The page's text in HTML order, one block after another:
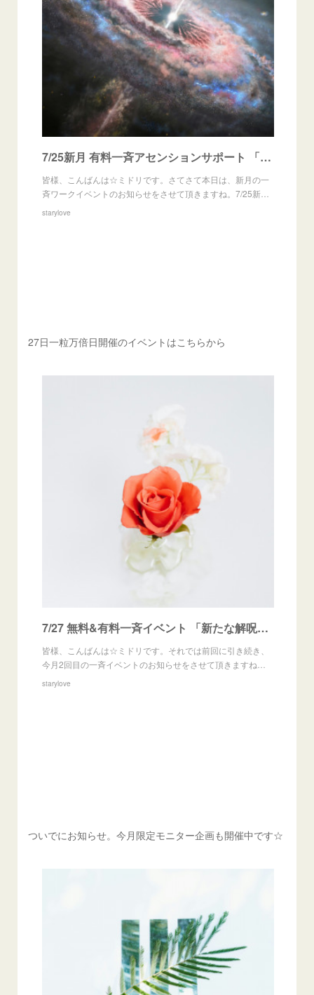
7/25新月 有料一斉アセンションサポート 「縦の結界～虹のラインの確立～」
皆様、こんばんは☆ミドリです。さてさて本日は、新月の一
斉ワークイベントのお知らせをさせて頂きますね。7/25新…
starylove
27日一粒万倍日開催のイベントはこちらから
7/27 無料&有料一斉イベント 「新たな解呪」~自分にかけられている呪詛の解除~
皆様、こんばんは☆ミドリです。それでは前回に引き続き、
今月2回目の一斉イベントのお知らせをさせて頂きますね…
starylove
ついでにお知らせ。今月限定モニター企画も開催中です☆